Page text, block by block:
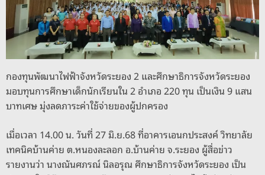
o
k
erk
กองทุนพัฒนาไฟฟ้าจังหวัดระยอง 2 และศึกษาธิการจังหวัดระยอง
มอบทุนการศึกษาเด็กนักเรียนใน 2 อำเภอ 220 ทุน เป็นเงิน 9 แสน
บาทเศษ มุ่งลดภาระค่าใช้จ่ายของผู้ปกครอง
เมื่อเวลา 14.00 น. วันที่ 27 มิ.ย.68 ที่อาคารเอนกประสงค์ วิทยาลัย
เทคนิคบ้านค่าย ต.หนองละลอก อ.บ้านค่าย จ.ระยอง ผู้สื่อข่าว
รายงานว่า นางณันศภรณ์ นิลอรุณ ศึกษาธิการจังหวัดระยอง เป็น